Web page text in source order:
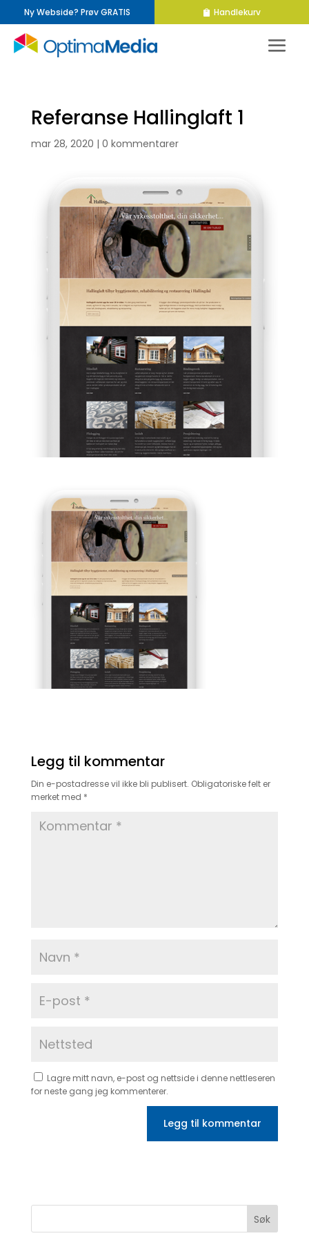
Ny Webside? Prøv GRATIS Handlekurv
Referanse Hallinglaft 1
mar 28, 2020 | 0 kommentarer
Legg til kommentar
Din e-postadresse vil ikke bli publisert. Obligatoriske felt er
merket med *
Lagre mitt navn, e-post og nettside i denne nettleseren
for neste gang jeg kommenterer.